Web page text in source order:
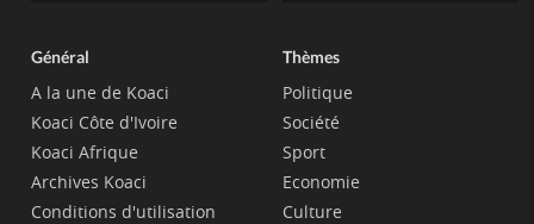
Général
A la une de Koaci
Koaci Côte d'Ivoire
Koaci Afrique
Archives Koaci
Conditions d'utilisation
Thèmes
Politique
Société
Sport
Economie
Culture